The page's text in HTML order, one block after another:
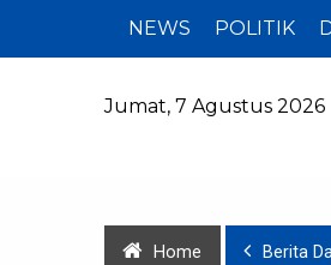
NEWS POLITIK
Jumat, 7 Agustus 2026
Home Berita